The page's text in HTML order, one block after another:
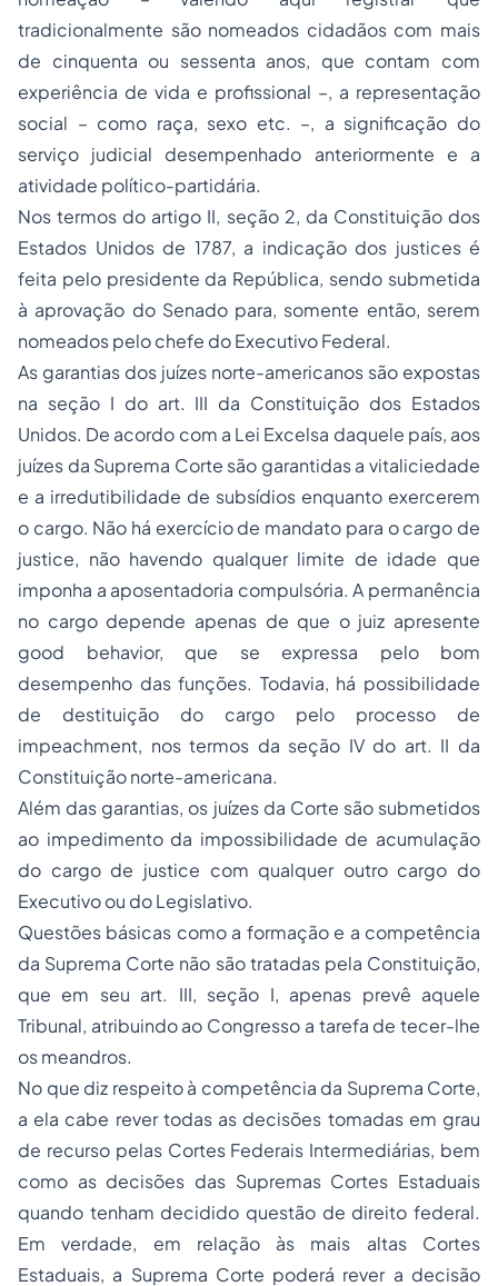
tradicionalmente são nomeados cidadãos com mais
de cinquenta ou sessenta anos, que contam com
experiência de vida e profissional –, a representação
social – como raça, sexo etc. –, a significação do
serviço judicial desempenhado anteriormente e a
atividade político-partidária.
Nos termos do artigo II, seção 2, da Constituição dos
Estados Unidos de 1787, a indicação dos justices é
feita pelo presidente da República, sendo submetida
à aprovação do Senado para, somente então, serem
nomeados pelo chefe do Executivo Federal.
As garantias dos juízes norte-americanos são expostas
na seção I do art. III da Constituição dos Estados
Unidos. De acordo com a Lei Excelsa daquele país, aos
juízes da Suprema Corte são garantidas a vitaliciedade
e a irredutibilidade de subsídios enquanto exercerem
o cargo. Não há exercício de mandato para o cargo de
justice, não havendo qualquer limite de idade que
imponha a aposentadoria compulsória. A permanência
no cargo depende apenas de que o juiz apresente
good behavior, que se expressa pelo bom
desempenho das funções. Todavia, há possibilidade
de destituição do cargo pelo processo de
impeachment, nos termos da seção IV do art. II da
Constituição norte-americana.
Além das garantias, os juízes da Corte são submetidos
ao impedimento da impossibilidade de acumulação
do cargo de justice com qualquer outro cargo do
Executivo ou do Legislativo.
Questões básicas como a formação e a competência
da Suprema Corte não são tratadas pela Constituição,
que em seu art. III, seção I, apenas prevê aquele
Tribunal, atribuindo ao Congresso a tarefa de tecer-lhe
os meandros.
No que diz respeito à competência da Suprema Corte,
a ela cabe rever todas as decisões tomadas em grau
de recurso pelas Cortes Federais Intermediárias, bem
como as decisões das Supremas Cortes Estaduais
quando tenham decidido questão de direito federal.
Em verdade, em relação às mais altas Cortes
Estaduais, a Suprema Corte poderá rever a decisão